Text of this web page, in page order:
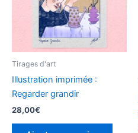
Tirages d'art
Illustration imprimée :
Regarder grandir
28,00€